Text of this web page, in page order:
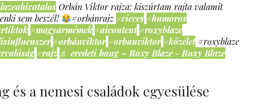
Orbán Viktor rajza: kiszúrtam rajta valamit
sem beszél!
#orbánrajz #vicces #humoros
#magyarmémek #aicontent #roxyblaze
#orbánviktor #orbanviktor #közélet #roxyblaze
#rajz ♬ eredeti hang – Roxy Blaze - Roxy Blaze
és a nemesi családok egyesülése